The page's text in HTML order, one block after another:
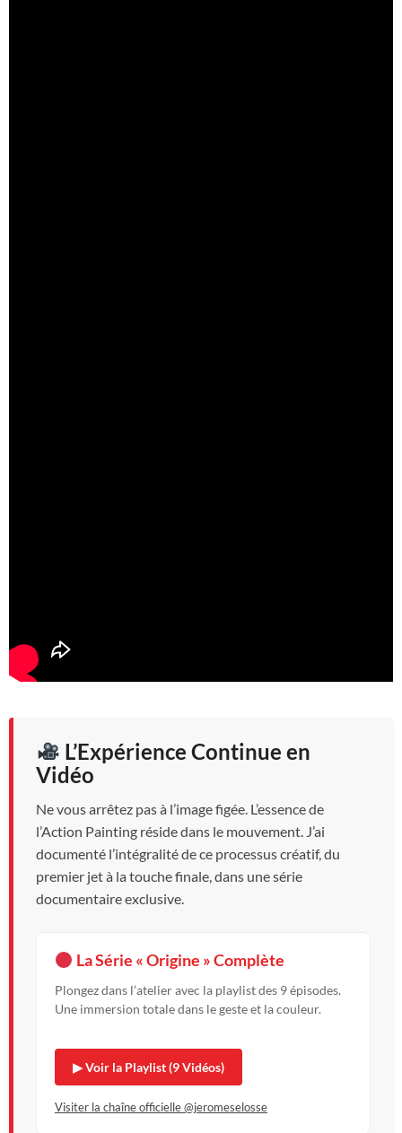
L’Expérience Continue en
Vidéo
Ne vous arrêtez pas à l’image figée. L’essence de
l’Action Painting réside dans le mouvement. J’ai
documenté l’intégralité de ce processus créatif, du
premier jet à la touche finale, dans une série
documentaire exclusive.
La Série « Origine » Complète
Plongez dans l’atelier avec la playlist des 9 épisodes.
Une immersion totale dans le geste et la couleur.
▶ Voir la Playlist (9 Vidéos)
Visiter la chaîne officielle @jeromeselosse